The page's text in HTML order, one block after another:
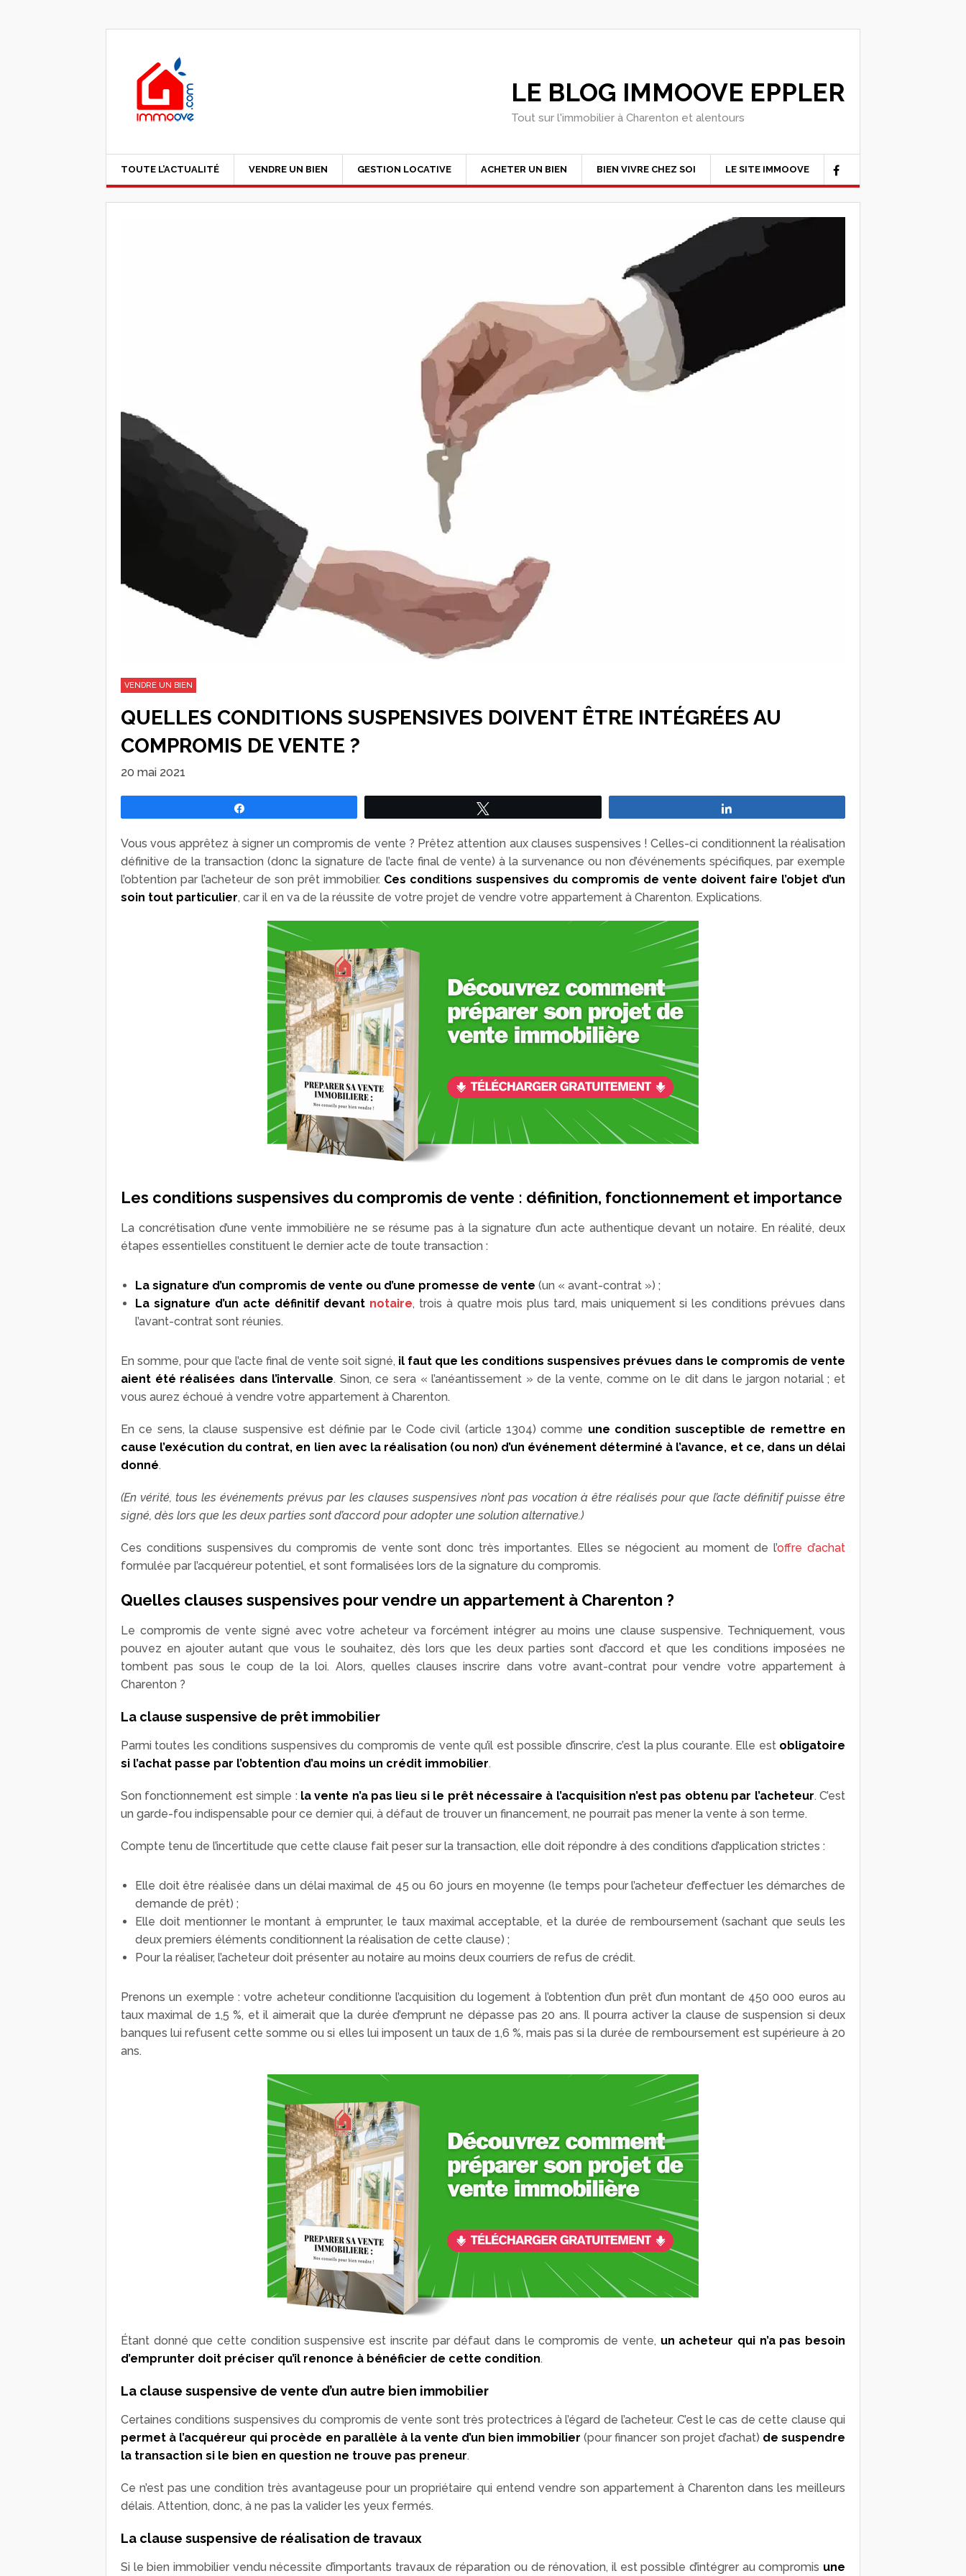
LE BLOG IMMOOVE EPPLER
Tout sur l'immobilier à Charenton et alentours
TOUTE L’ACTUALITÉ VENDRE UN BIEN GESTION LOCATIVE ACHETER UN BIEN BIEN VIVRE CHEZ SOI LE SITE IMMOOVE
VENDRE UN BIEN
QUELLES CONDITIONS SUSPENSIVES DOIVENT ÊTRE INTÉGRÉES AU
COMPROMIS DE VENTE ?
20 mai 2021
Vous vous apprêtez à signer un compromis de vente ? Prêtez attention aux clauses suspensives ! Celles-ci conditionnent la réalisation
définitive de la transaction (donc la signature de l’acte final de vente) à la survenance ou non d’événements spécifiques, par exemple
l’obtention par l’acheteur de son prêt immobilier. Ces conditions suspensives du compromis de vente doivent faire l’objet d’un
soin tout particulier, car il en va de la réussite de votre projet de vendre votre appartement à Charenton. Explications.
Les conditions suspensives du compromis de vente : définition, fonctionnement et importance
La concrétisation d’une vente immobilière ne se résume pas à la signature d’un acte authentique devant un notaire. En réalité, deux
étapes essentielles constituent le dernier acte de toute transaction :
La signature d’un compromis de vente ou d’une promesse de vente (un « avant-contrat ») ;
La signature d’un acte définitif devant notaire, trois à quatre mois plus tard, mais uniquement si les conditions prévues dans
l’avant-contrat sont réunies.
En somme, pour que l’acte final de vente soit signé, il faut que les conditions suspensives prévues dans le compromis de vente
aient été réalisées dans l’intervalle. Sinon, ce sera « l’anéantissement » de la vente, comme on le dit dans le jargon notarial ; et
vous aurez échoué à vendre votre appartement à Charenton.
En ce sens, la clause suspensive est définie par le Code civil (article 1304) comme une condition susceptible de remettre en
cause l’exécution du contrat, en lien avec la réalisation (ou non) d’un événement déterminé à l’avance, et ce, dans un délai
donné.
(En vérité, tous les événements prévus par les clauses suspensives n’ont pas vocation à être réalisés pour que l’acte définitif puisse être
signé, dès lors que les deux parties sont d’accord pour adopter une solution alternative.)
Ces conditions suspensives du compromis de vente sont donc très importantes. Elles se négocient au moment de l’offre d’achat
formulée par l’acquéreur potentiel, et sont formalisées lors de la signature du compromis.
Quelles clauses suspensives pour vendre un appartement à Charenton ?
Le compromis de vente signé avec votre acheteur va forcément intégrer au moins une clause suspensive. Techniquement, vous
pouvez en ajouter autant que vous le souhaitez, dès lors que les deux parties sont d’accord et que les conditions imposées ne
tombent pas sous le coup de la loi. Alors, quelles clauses inscrire dans votre avant-contrat pour vendre votre appartement à
Charenton ?
La clause suspensive de prêt immobilier
Parmi toutes les conditions suspensives du compromis de vente qu’il est possible d’inscrire, c’est la plus courante. Elle estobligatoire
si l’achat passe par l’obtention d’au moins un crédit immobilier.
Son fonctionnement est simple : la vente n’a pas lieu si le prêt nécessaire à l’acquisition n’est pas obtenu par l’acheteur. C’est
un garde-fou indispensable pour ce dernier qui, à défaut de trouver un financement, ne pourrait pas mener la vente à son terme.
Compte tenu de l’incertitude que cette clause fait peser sur la transaction, elle doit répondre à des conditions d’application strictes :
Elle doit être réalisée dans un délai maximal de 45 ou 60 jours en moyenne (le temps pour l’acheteur d’effectuer les démarches de
demande de prêt) ;
Elle doit mentionner le montant à emprunter, le taux maximal acceptable, et la durée de remboursement (sachant que seuls les
deux premiers éléments conditionnent la réalisation de cette clause) ;
Pour la réaliser, l’acheteur doit présenter au notaire au moins deux courriers de refus de crédit.
Prenons un exemple : votre acheteur conditionne l’acquisition du logement à l’obtention d’un prêt d’un montant de 450 000 euros au
taux maximal de 1,5 %, et il aimerait que la durée d’emprunt ne dépasse pas 20 ans. Il pourra activer la clause de suspension si deux
banques lui refusent cette somme ou si elles lui imposent un taux de 1,6 %, mais pas si la durée de remboursement est supérieure à 20
ans.
Étant donné que cette condition suspensive est inscrite par défaut dans le compromis de vente, un acheteur qui n’a pas besoin
d’emprunter doit préciser qu’il renonce à bénéficier de cette condition.
La clause suspensive de vente d’un autre bien immobilier
Certaines conditions suspensives du compromis de vente sont très protectrices à l’égard de l’acheteur. C’est le cas de cette clause qui
permet à l’acquéreur qui procède en parallèle à la vente d’un bien immobilier(pour financer son projet d’achat) de suspendre
la transaction si le bien en question ne trouve pas preneur.
Ce n’est pas une condition très avantageuse pour un propriétaire qui entend vendre son appartement à Charenton dans les meilleurs
délais. Attention, donc, à ne pas la valider les yeux fermés.
La clause suspensive de réalisation de travaux
Si le bien immobilier vendu nécessite d’importants travaux de réparation ou de rénovation, il est possible d’intégrer au compromis une